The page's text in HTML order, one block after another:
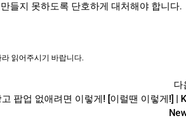
들지 못하도록 단호하게 대처해야 합니다.
읽어주시기 바랍니다.
다
팝업 없애려면 이렇게! [이럴땐 이렇게!] |